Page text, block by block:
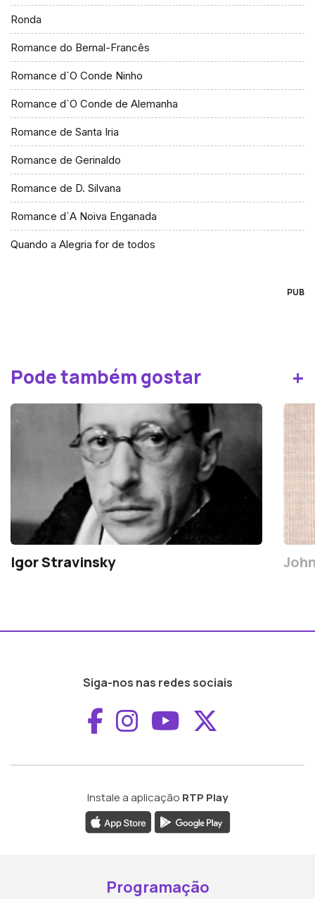
Ronda
Romance do Bernal-Francês
Romance d`O Conde Ninho
Romance d`O Conde de Alemanha
Romance de Santa Iria
Romance de Gerinaldo
Romance de D. Silvana
Romance d`A Noiva Enganada
Quando a Alegria for de todos
PUB
Pode também gostar +
Igor Stravinsky
Siga-nos nas redes sociais
Aceder ao
Aceder ao
Aceder ao
Instale a aplicação RTP Play
Programação